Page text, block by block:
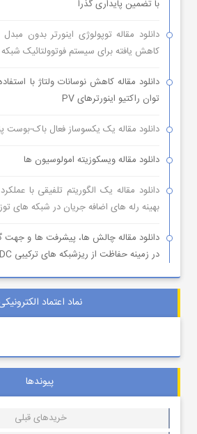
با تضمین پایداری گذرا
دانلود مقاله توپولوژی اینورتر بدون
کاهش یافته برای سیستم فوتوولتائیک
توان راکتیو اینورترهای PV
دانلود مقاله یک یکسوساز فعال باک-
دانلود مقاله ویسکوزیته امولوسیون ها
دانلود مقاله یک الگوریتم تلفیقی با
بهینه رله های اضافه جریان در شبکه های
دانلود مقاله چالش ها، پیشرفت ها و جهت
در زمینه حفاظت از ریزشبکه های ترکیبی AC/DC
نماد اعتماد
پیوندها
خریدهای قبلی